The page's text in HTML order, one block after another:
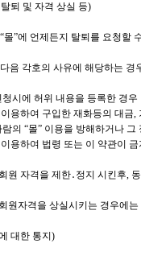
퇴 및 자격 상실 등)
”에 언제든지 탈퇴를 요청할
음 각호의 사유에 해당하는 경
시에 허위 내용을 등록한 경우
용하여 구입한 재화등의 대금,
의 “몰” 이용을 방해하거나
용하여 법령 또는 이 약관이
원 자격을 제한․정지 시킨후,
원자격을 상실시키는 경우에
대한 통지)